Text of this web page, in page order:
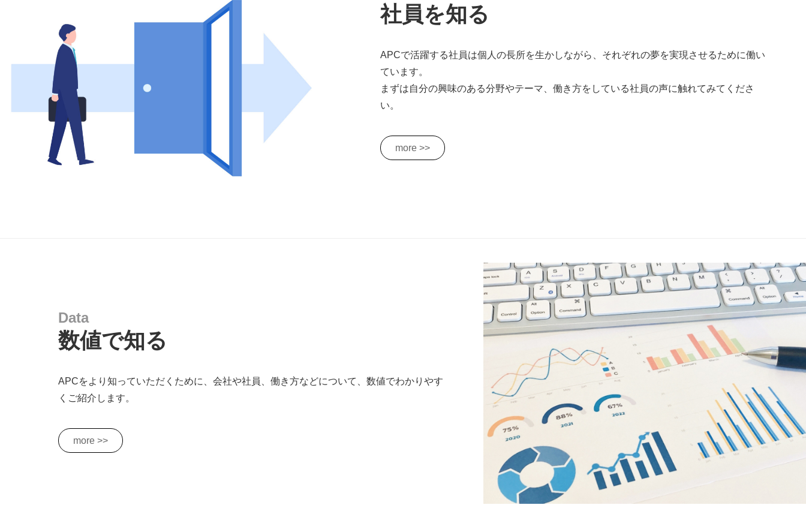
社員を知る
APCで活躍する社員は個人の長所を生かしながら、それぞれの夢を実現させるために働い
ています。
まずは自分の興味のある分野やテーマ、働き方をしている社員の声に触れてみてくださ
い。
more >>
Data
数値で知る
APCをより知っていただくために、会社や社員、働き方などについて、数値でわかりやす
くご紹介します。
more >>